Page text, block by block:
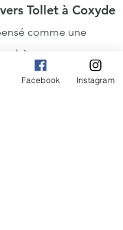
Tollet à Coxyde
comme une
les parfums
Facebook Instagram